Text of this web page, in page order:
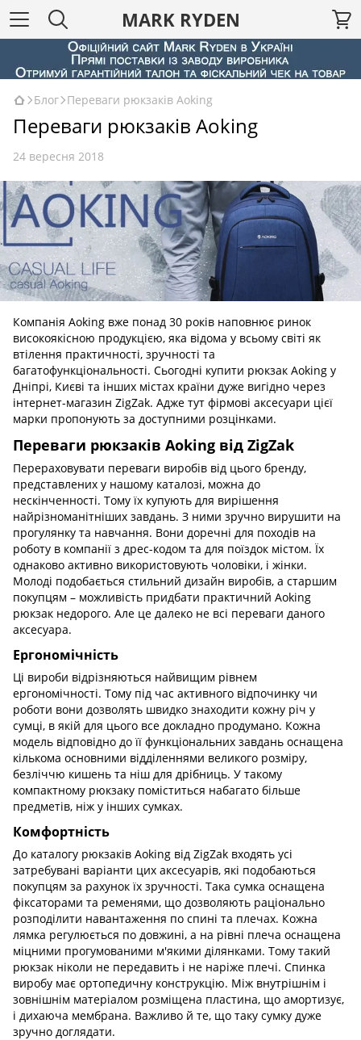
MARK RYDEN
Блог Переваги рюкзаків Aoking
Переваги рюкзаків Aoking
24 вересня 2018
Компанія Aoking вже понад 30 років наповнює ринок
високоякісною продукцією, яка відома у всьому світі як
втілення практичності, зручності та
багатофункціональності. Сьогодні купити рюкзак Aoking у
Дніпрі, Києві та інших містах країни дуже вигідно через
інтернет-магазин ZigZak. Адже тут фірмові аксесуари цієї
марки пропонують за доступними розцінками.
Переваги рюкзаків Aoking від ZigZak
Перераховувати переваги виробів від цього бренду,
представлених у нашому каталозі, можна до
нескінченності. Тому їх купують для вирішення
найрізноманітніших завдань. З ними зручно вирушити на
прогулянку та навчання. Вони доречні для походів на
роботу в компанії з дрес-кодом та для поїздок містом. Їх
однаково активно використовують чоловіки, і жінки.
Молоді подобається стильний дизайн виробів, а старшим
покупцям – можливість придбати практичний Aoking
рюкзак недорого. Але це далеко не всі переваги даного
аксесуара.
Ергономічність
Ці вироби відрізняються найвищим рівнем
ергономічності. Тому під час активного відпочинку чи
роботи вони дозволять швидко знаходити кожну річ у
сумці, в якій для цього все докладно продумано. Кожна
модель відповідно до її функціональних завдань оснащена
кількома основними відділеннями великого розміру,
безліччю кишень та ніш для дрібниць. У такому
компактному рюкзаку поміститься набагато більше
предметів, ніж у інших сумках.
Комфортність
До каталогу рюкзаків Aoking від ZigZak входять усі
затребувані варіанти цих аксесуарів, які подобаються
покупцям за рахунок їх зручності. Така сумка оснащена
фіксаторами та ременями, що дозволяють раціонально
розподілити навантаження по спині та плечах. Кожна
лямка регулюється по довжині, а на рівні плеча оснащена
міцними прогумованими м'якими ділянками. Тому такий
рюкзак ніколи не передавить і не наріже плечі. Спинка
виробу має ортопедичну конструкцію. Між внутрішнім і
зовнішнім матеріалом розміщена пластина, що амортизує,
і дихаюча мембрана. Важливо й те, що таку сумку дуже
зручно доглядати.